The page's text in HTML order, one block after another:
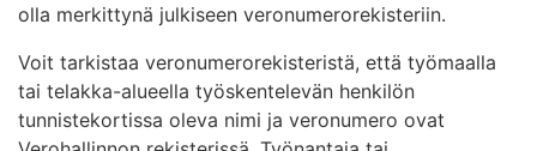
olla merkittynä julkiseen veronumerorekisteriin.
Voit tarkistaa veronumerorekisteristä, että työmaalla
tai telakka-alueella työskentelevän henkilön
tunnistekortissa oleva nimi ja veronumero ovat